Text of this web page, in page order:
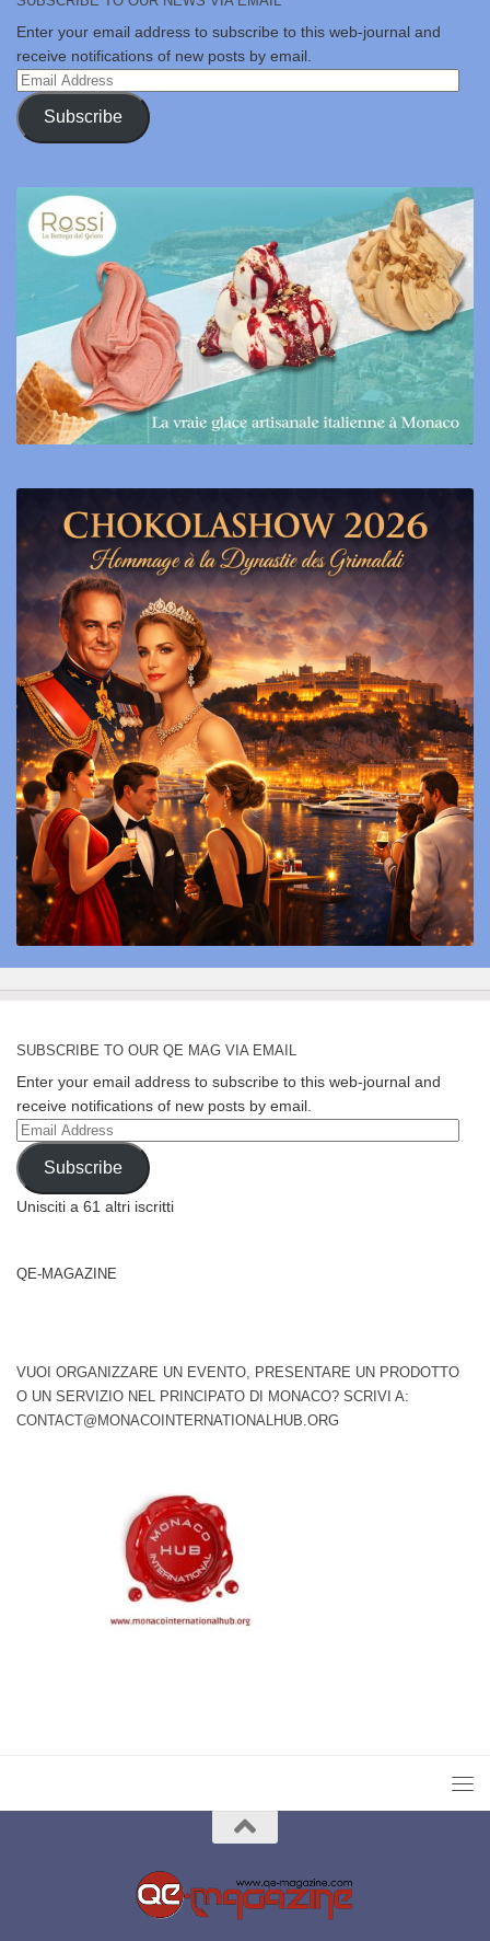
Enter your email address to subscribe to this web-journal and
receive notifications of new posts by email.
Email
Address
Subscribe
SUBSCRIBE TO OUR QE MAG VIA EMAIL
Enter your email address to subscribe to this web-journal and
receive notifications of new posts by email.
Email
Address
Subscribe
Unisciti a 61 altri iscritti
QE-MAGAZINE
VUOI ORGANIZZARE UN EVENTO, PRESENTARE UN PRODOTTO
O UN SERVIZIO NEL PRINCIPATO DI MONACO? SCRIVI A:
CONTACT@MONACOINTERNATIONALHUB.ORG